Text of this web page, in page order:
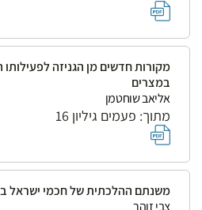
מקורות חדשים מן הגניזה
במצרים
אליאב שוחטמן
מתוך: פעמים גיליון 16
משנתם ההלכתית של חכמי ישראל
צבי זוהר